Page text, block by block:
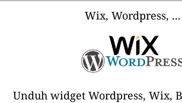
Wix, Wordpress, ...
Unduh widget Wordpress, Wix,